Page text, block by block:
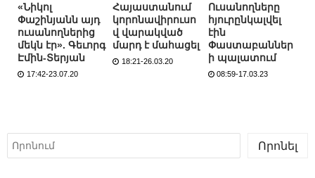
«Նիկոլ
Փաշինյանն այդ
ուսանողներից
մեկն էր». Գեւորգ
Էմին-Տերյան
17:42-23.07.20
Հայաստանում
կորոնավիրուսո
վ վարակված
մարդ է մահացել
18:21-26.03.20
Ուսանողները
հյուրընկալվել
էին
Փաստաբաններ
ի պալատում
08:59-17.03.23
Որոնել
Որոնել